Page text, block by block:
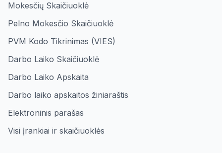
Mokesčių Skaičiuoklė
Pelno Mokesčio Skaičiuoklė
PVM Kodo Tikrinimas (VIES)
Darbo Laiko Skaičiuoklė
Darbo Laiko Apskaita
Darbo laiko apskaitos žiniaraštis
Elektroninis parašas
Visi įrankiai ir skaičiuoklės